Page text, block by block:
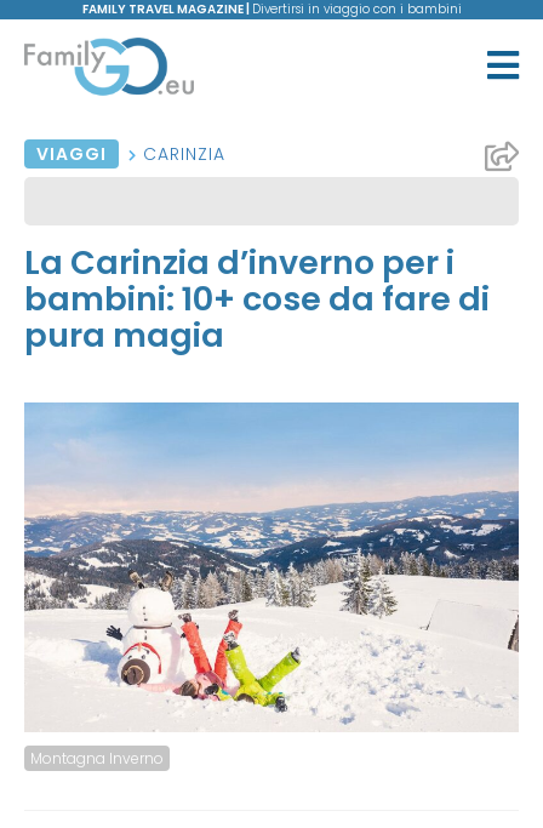
FAMILY TRAVEL MAGAZINE | Divertirsi in viaggio con i bambini
VIAGGI CARINZIA
La Carinzia d’inverno per i
bambini: 10+ cose da fare di
pura magia
Montagna Inverno